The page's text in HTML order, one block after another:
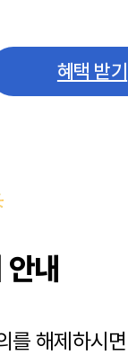
혜택 받기
내
를 해제하시면